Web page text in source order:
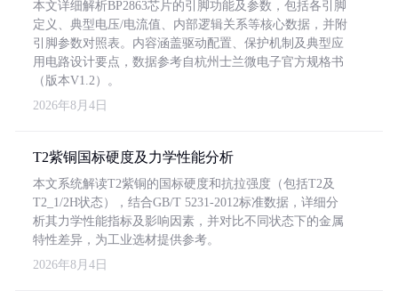
本文详细解析BP2863芯片的引脚功能及参数，包括各引脚
定义、典型电压/电流值、内部逻辑关系等核心数据，并附
引脚参数对照表。内容涵盖驱动配置、保护机制及典型应
用电路设计要点，数据参考自杭州士兰微电子官方规格书
（版本V1.2）。
2026年8月4日
T2紫铜国标硬度及力学性能分析
本文系统解读T2紫铜的国标硬度和抗拉强度（包括T2及
T2_1/2H状态），结合GB/T 5231-2012标准数据，详细分
析其力学性能指标及影响因素，并对比不同状态下的金属
特性差异，为工业选材提供参考。
2026年8月4日